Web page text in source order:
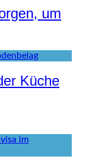
um
Küche